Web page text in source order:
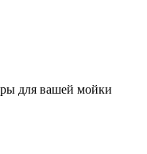
для вашей мойки